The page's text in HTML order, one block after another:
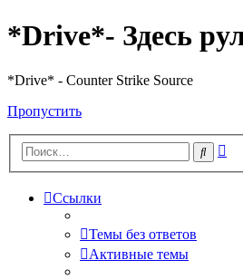
*Drive*- Здесь
*Drive* - Counter Strike Source
Пропустить
Поиск
Ссылки
Темы без ответов
Активные темы